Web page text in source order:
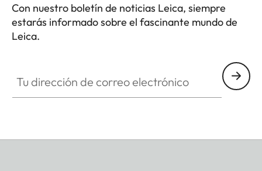
Con nuestro boletín de noticias Leica, siempre
estarás informado sobre el fascinante mundo de
Leica.